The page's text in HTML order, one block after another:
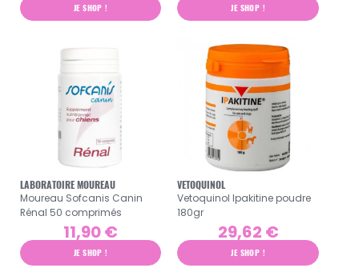
JE SHOP ! JE SHOP !
LABORATOIRE MOUREAU
Moureau Sofcanis Canin
Rénal 50 comprimés
11,90 €
JE SHOP !
VETOQUINOL
Vetoquinol Ipakitine poudre
180gr
29,62 €
JE SHOP !